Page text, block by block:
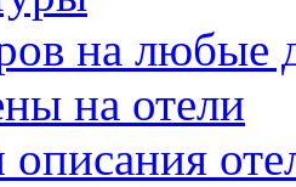
на любые
на отели